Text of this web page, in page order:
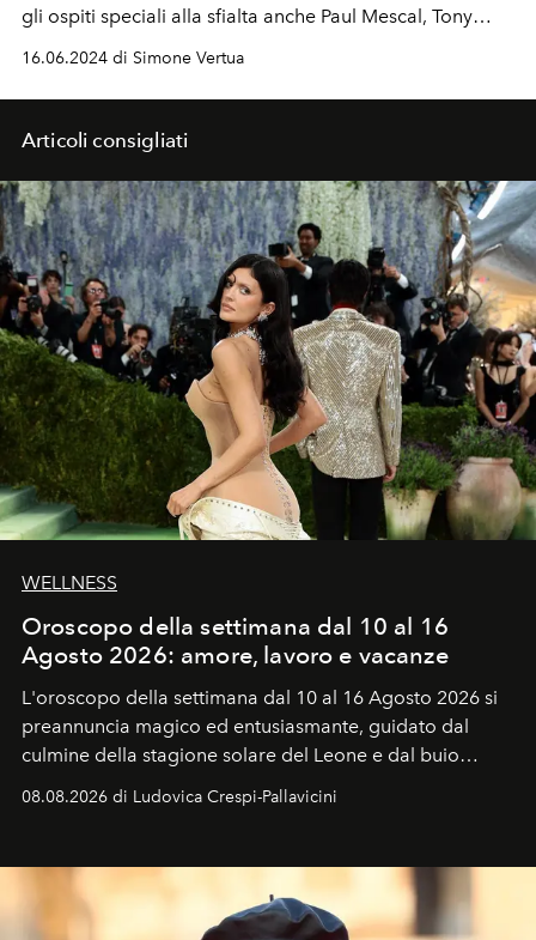
gli ospiti speciali alla sfialta anche Paul Mescal, Tony
Effe, Ghali e Pietro Castellitto.
16.06.2024 di Simone Vertua
Articoli consigliati
WELLNESS
Oroscopo della settimana dal 10 al 16
Agosto 2026: amore, lavoro e vacanze
L'oroscopo della settimana dal 10 al 16 Agosto 2026 si
preannuncia magico ed entusiasmante, guidato dal
culmine della stagione solare del Leone e dal buio
favorevole della Luna nuova in Leone del 12 agosto,
ideale per la notte delle Perseidi.
08.08.2026 di Ludovica Crespi-Pallavicini